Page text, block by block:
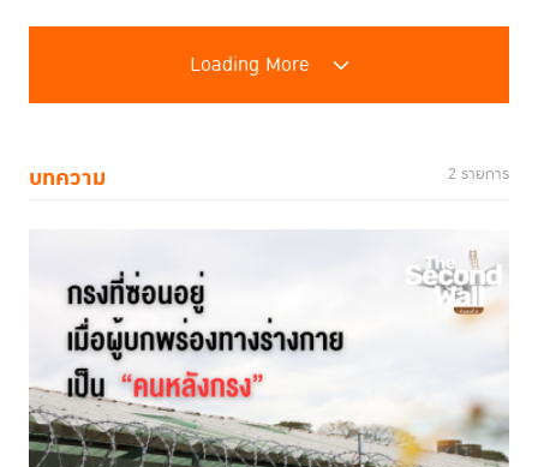
Loading More
บทความ 2 รายการ